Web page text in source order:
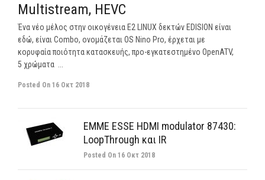
Multistream, HEVC
Ένα νέο μέλος στην οικογένεια E2 LINUX δεκτών EDISION είναι
εδώ, είναι Combo, ονομάζεται OS Nino Pro, έρχεται με
κορυφαία ποιότητα κατασκευής, προ-εγκατεστημένο OpenATV,
5 χρώματα ...
Posted On 16 Οκτ 2018
EMME ESSE HDMI modulator 87430:
LoopThrough και IR
Posted On 16 Οκτ 2018